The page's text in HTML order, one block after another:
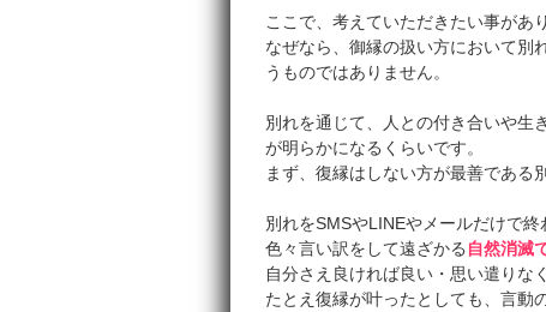
ここで、考えていただきたい事があ
なぜなら、御縁の扱い方において別
うものではありません。
別れを通じて、人との付き合いや生
が明らかになるくらいです。
まず、復縁はしない方が最善である
別れをSMSやLINEやメールだけで終
色々言い訳をして遠ざかる 自然消滅
自分さえ良ければ良い・思い遣りな
たとえ復縁が叶ったとしても、言動